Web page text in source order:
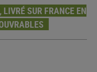
LIVRÉ SUR FRANCE EN